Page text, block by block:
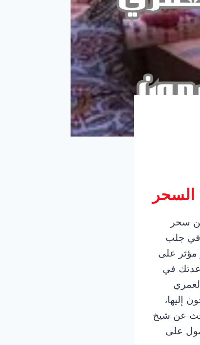
سحر
في جلب
على
في
إليها،
عن شيخ
على